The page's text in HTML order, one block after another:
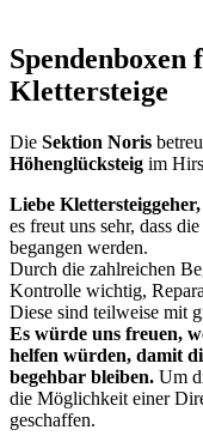
Spendenboxen
Klettersteige
Die Sektion Noris
Höhenglücksteig im
Liebe Klettersteiggeher,
es freut uns sehr, dass
begangen werden.
Durch die zahlreichen
Kontrolle wichtig,
Diese sind teilweise mit
Es würde uns freuen,
helfen würden, damit
begehbar bleiben. Um
die Möglichkeit einer
geschaffen.